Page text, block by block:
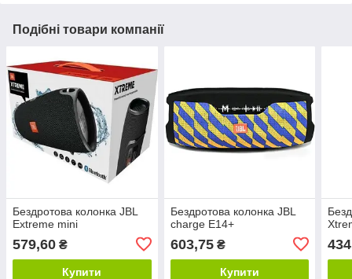
Подібні товари компанії
Бездротова колонка JBL
Extreme mini
579,60 ₴
Купити
Бездротова колонка JBL
charge E14+
603,75₴
Купити